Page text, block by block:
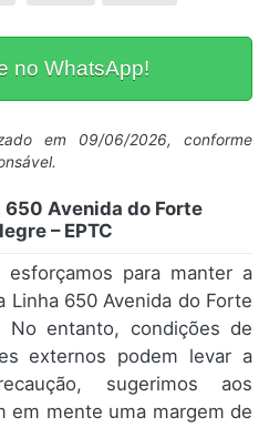
no WhatsApp!
em 09/06/2026, conforme
650 Avenida do Forte
– EPTC
para manter a
Linha 650 Avenida do Forte
No entanto, condições de
externos podem levar a
sugerimos aos
em mente uma margem de